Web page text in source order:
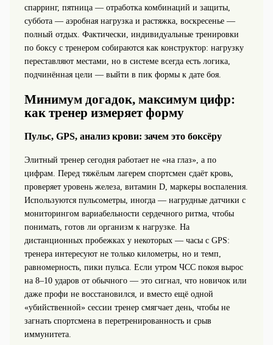
спарринг, пятница — отработка комбинаций и защиты,
суббота — аэробная нагрузка и растяжка, воскресенье —
полный отдых. Фактически, индивидуальные тренировки
по боксу с тренером собираются как конструктор: нагрузку
переставляют местами, но в системе всегда есть логика,
подчинённая цели — выйти в пик формы к дате боя.
Минимум догадок, максимум цифр:
как тренер измеряет форму
Пульс, GPS, анализ крови: зачем это боксёру
Элитный тренер сегодня работает не «на глаз», а по
цифрам. Перед тяжёлым лагерем спортсмен сдаёт кровь,
проверяет уровень железа, витамин D, маркеры воспаления.
Используются пульсометры, иногда — нагрудные датчики с
мониторингом вариабельности сердечного ритма, чтобы
понимать, готов ли организм к нагрузке. На
дистанционных пробежках у некоторых — часы с GPS:
тренера интересуют не только километры, но и темп,
равномерность, пики пульса. Если утром ЧСС покоя вырос
на 8–10 ударов от обычного — это сигнал, что новичок или
даже профи не восстановился, и вместо ещё одной
«убийственной» сессии тренер смягчает день, чтобы не
загнать спортсмена в перетренированность и срыв
иммунитета.